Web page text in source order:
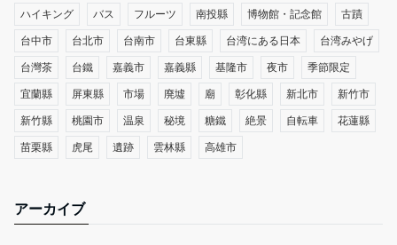
ハイキング バス フルーツ 南投縣 博物館・記念館 古蹟
台中市 台北市 台南市 台東縣 台湾にある日本 台湾みやげ
台灣茶 台鐵 嘉義市 嘉義縣 基隆市 夜市 季節限定
宜蘭縣 屏東縣 市場 廃墟 廟 彰化縣 新北市 新竹市
新竹縣 桃園市 温泉 秘境 糖鐵 絶景 自転車 花蓮縣
苗栗縣 虎尾 遺跡 雲林縣 高雄市
アーカイブ